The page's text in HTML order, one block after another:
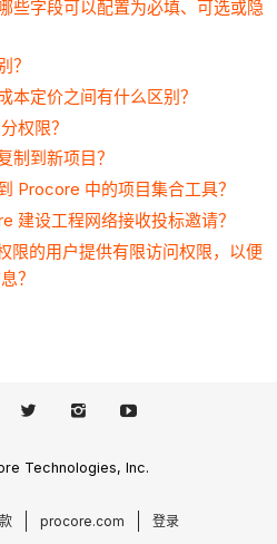
些字段可以配置为必填、可选或隐
？
本定价之间有什么区别？
权限？
制到新项目？
Procore 中的项目集合工具？
建设工程网络接收投标邀请？
限的用户提供有限访问权限，以便
？
Technologies, Inc.
procore.com 登录